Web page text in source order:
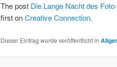
The post Die Lange Nacht des
first onCreative Connection.
Dieser Eintrag wurde veröffentlicht in